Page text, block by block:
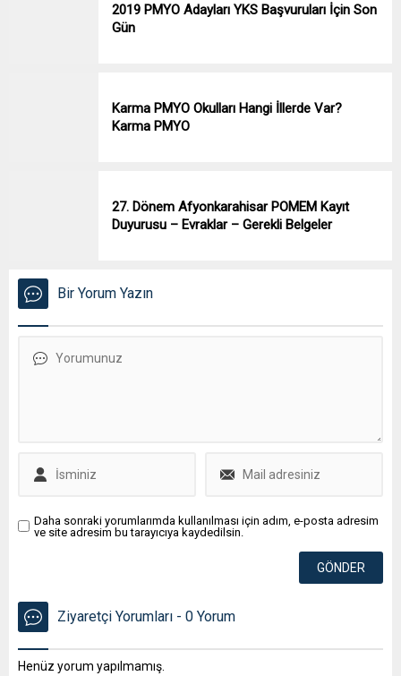
2019 PMYO Adayları YKS Başvuruları İçin Son
Gün
Karma PMYO Okulları Hangi İllerde Var?
Karma PMYO
27. Dönem Afyonkarahisar POMEM Kayıt
Duyurusu – Evraklar – Gerekli Belgeler
Bir Yorum Yazın
Daha sonraki yorumlarımda kullanılması için adım, e-posta adresim
ve site adresim bu tarayıcıya kaydedilsin.
Ziyaretçi Yorumları - 0 Yorum
Henüz yorum yapılmamış.